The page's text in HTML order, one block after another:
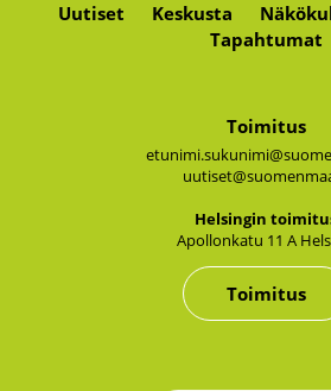
Uutiset Keskusta
Tapahtumat
Toimitus
Hel­sin­gin
Apol­lon­ka­tu 11 A
Toimitus